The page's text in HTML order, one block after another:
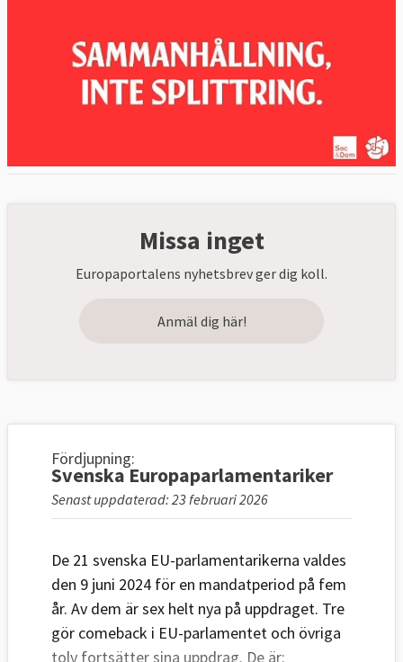
Missa inget
Europaportalens nyhetsbrev ger dig koll.
Anmäl dig här!
Fördjupning:
Svenska Europaparlamentariker
Senast uppdaterad: 23 februari 2026
De 21 svenska EU-parlamentarikerna valdes
den 9 juni 2024 för en mandatperiod på fem
år. Av dem är sex helt nya på uppdraget. Tre
gör comeback i EU-parlamentet och övriga
tolv fortsätter sina uppdrag. De är: